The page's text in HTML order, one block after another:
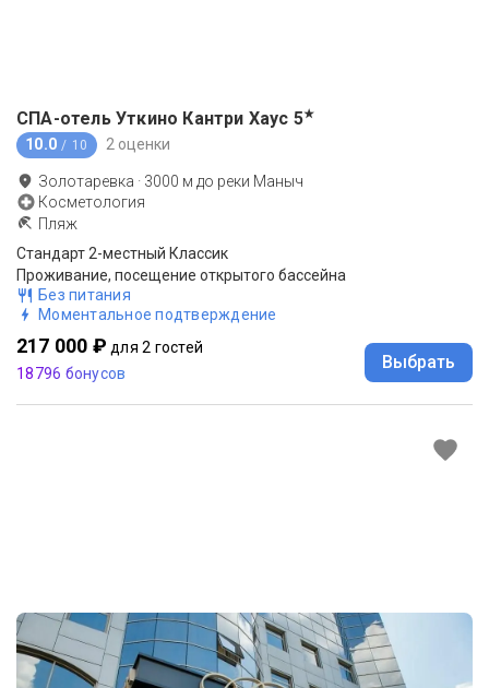
СПА-отель Уткино Кантри Хаус 5★
10.0 / 10 2 оценки
Золотаревка · 3000 м до реки Маныч
Косметология
Пляж
Стандарт 2-местный Классик
Проживание, посещение открытого бассейна
Без питания
Моментальное подтверждение
217 000 ₽ для 2 гостей
18796 бонусов
Выбрать